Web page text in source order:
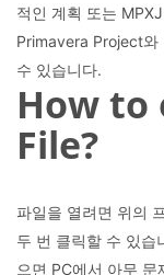
적인 계획 또는
Primavera Project와
수 있습니다.
How to
File?
파일을 열려면 위의
두 번 클릭할 수 있습
으면 PC에서 아무